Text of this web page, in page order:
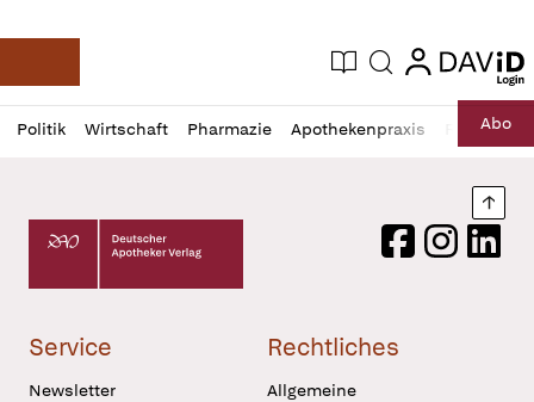
Deutsche Apotheker Zeitung
Aktuelle Ausgabe
Suche login
login
Politik Wirtschaft Pharmazie Apothekenpraxis RechtAbo
Profil
öffnen
Daz
Pur
Deutscher Apotheker Verlag Logo
FacebookInstagram
Service
Newsletter
Rechtliches
Allgemeine